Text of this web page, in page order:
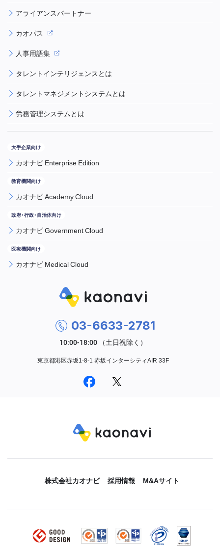
アライアンスパートナー
カオパス
人事用語集
タレントインテリジェンスとは
タレントマネジメントシステムとは
労務管理システムとは
カオナビ Enterprise Edition
カオナビ Academy Cloud
カオナビ Government Cloud
カオナビ Medical Cloud
03-6633-2781
東京都港区赤坂1-8-1 赤坂インターシティAIR 33F
株式会社カオナビ 採用情報 M&Aサイト